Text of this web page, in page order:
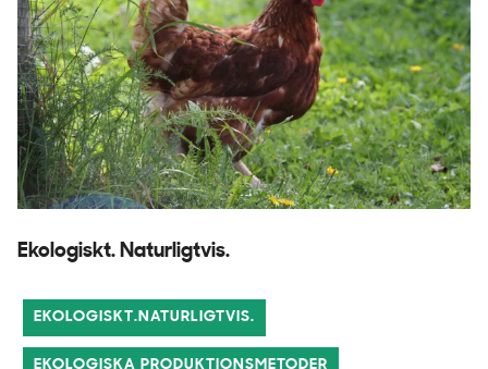
Ekologiskt. Naturligtvis.
EKOLOGISKT.NATURLIGTVIS.
EKOLOGISKA PRODUKTIONSMETODER